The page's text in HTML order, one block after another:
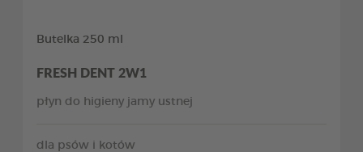
Butelka 250 ml
FRESH DENT 2W1
płyn do higieny jamy ustnej
dla psów i kotów